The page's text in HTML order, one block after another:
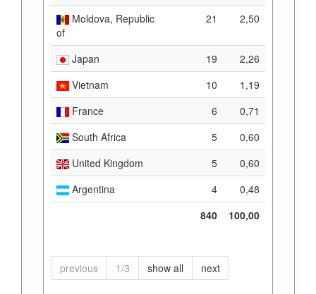
Moldova, Republic
of
21 2,50
Japan 19
2,26
Vietnam
10
1,19
France
6
0,71
South Africa
5
0,60
United Kingdom
5
0,60
Argentina
4
0,48
840
100,00
previous 1/3 show all next